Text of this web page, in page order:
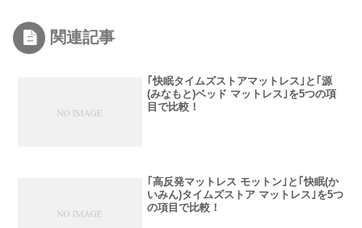
関連記事
｢快眠タイムズストアマットレス｣と｢源
(みなもと)ベッド マットレス｣を5つの項
目で比較！
｢高反発マットレス モットン｣と｢快眠(か
いみん)タイムズストア マットレス｣を5つ
の項目で比較！